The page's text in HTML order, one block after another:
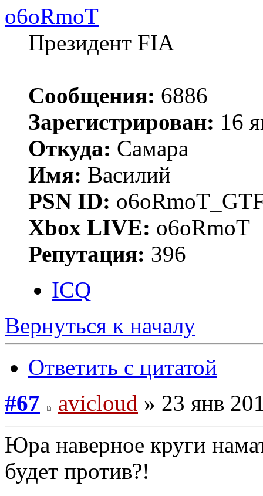
o6oRmoT
Президент FIA
Сообщения: 6886
Зарегистрирован: 16
Откуда: Самара
Имя: Василий
PSN ID:
Xbox LIVE: o6oRmoT
Репутация: 396
ICQ
Вернуться к началу
Ответить с цитатой
#67
avicloud » 23 янв
Юра наверное круги
будет против?!